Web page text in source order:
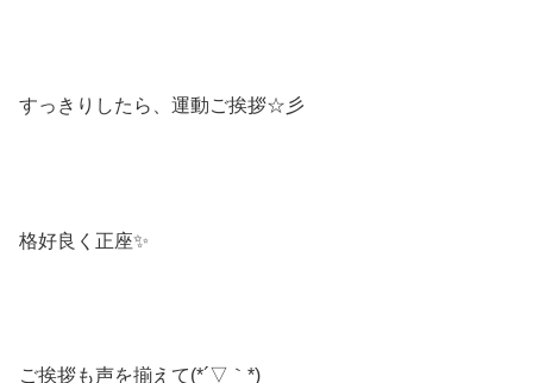
すっきりしたら、運動ご挨拶☆彡
格好良く正座✨
ご挨拶も声を揃えて(*´▽｀*)